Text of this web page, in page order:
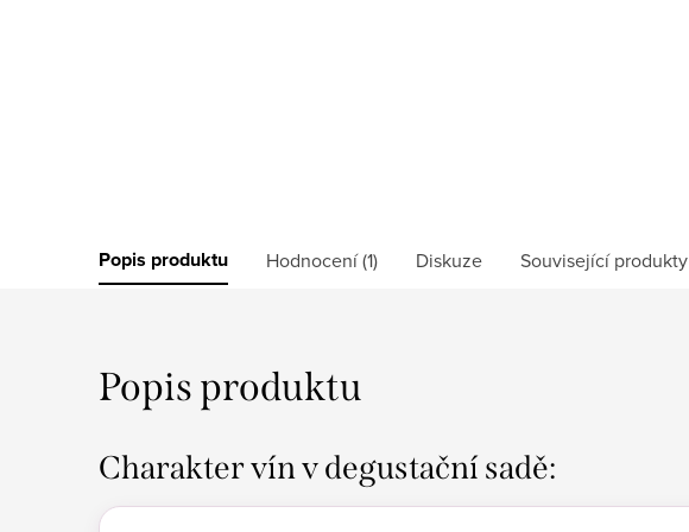
Popis produktu Hodnocení (1) Diskuze Související produkty
Popis produktu
Charakter vín v degustační sadě: